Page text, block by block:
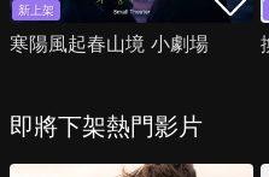
新上架
寒陽風起春山境 小劇場
即將下架熱門影片